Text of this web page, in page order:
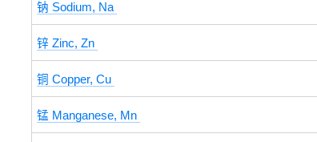
钠 Sodium, Na
锌 Zinc, Zn
铜 Copper, Cu
锰 Manganese, Mn